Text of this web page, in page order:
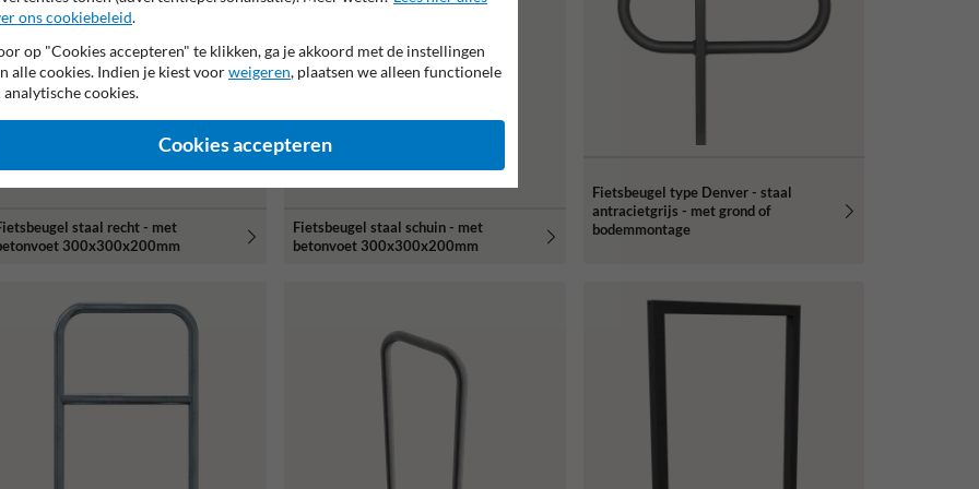
staal recht - met
300x300x200mm
Fietsbeugel staal schuin - met
betonvoet 300x300x200mm
Fietsbeugel type Denver - staal
antracietgrijs - met grond of
bodemmontage
ons cookiebeleid.
op "Cookies accepteren" te klikken, ga je akkoord met de instellingen
alle cookies. Indien je kiest voorweigeren, plaatsen we alleen functionele
analytische cookies.
Cookies accepteren